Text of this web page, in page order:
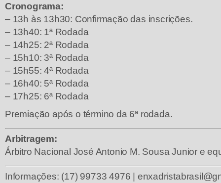
Cronograma:
– 13h às 13h30: Confirmação das inscrições.
– 13h40: 1ª Rodada
– 14h25: 2ª Rodada
– 15h10: 3ª Rodada
– 15h55: 4ª Rodada
– 16h40: 5ª Rodada
– 17h25: 6ª Rodada
Premiação após o término da 6ª rodada.
Arbitragem:
Árbitro Nacional José Antonio M. Sousa Junior e
Informações: (17) 99733 4976 |